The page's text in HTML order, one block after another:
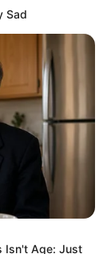
Sad
Isn't Age: Just